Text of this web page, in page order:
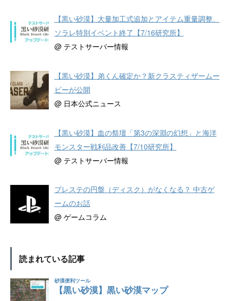
【黒い砂漠】大量加工式追加とアイテム重量調整、
ソラレ特別イベント終了【7/16研究所】
@ テストサーバー情報
【黒い砂漠】弟くん確定か？新クラスティザームー
ビーが公開
@ 日本公式ニュース
【黒い砂漠】血の祭壇「第3の深淵の幻想」と海洋
モンスター戦利品改善【7/10研究所】
@ テストサーバー情報
プレステの円盤（ディスク）がなくなる？ 中古ゲ
ームのお話
@ ゲームコラム
読まれている記事